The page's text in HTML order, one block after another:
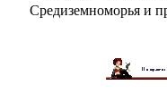
Средиземноморья и